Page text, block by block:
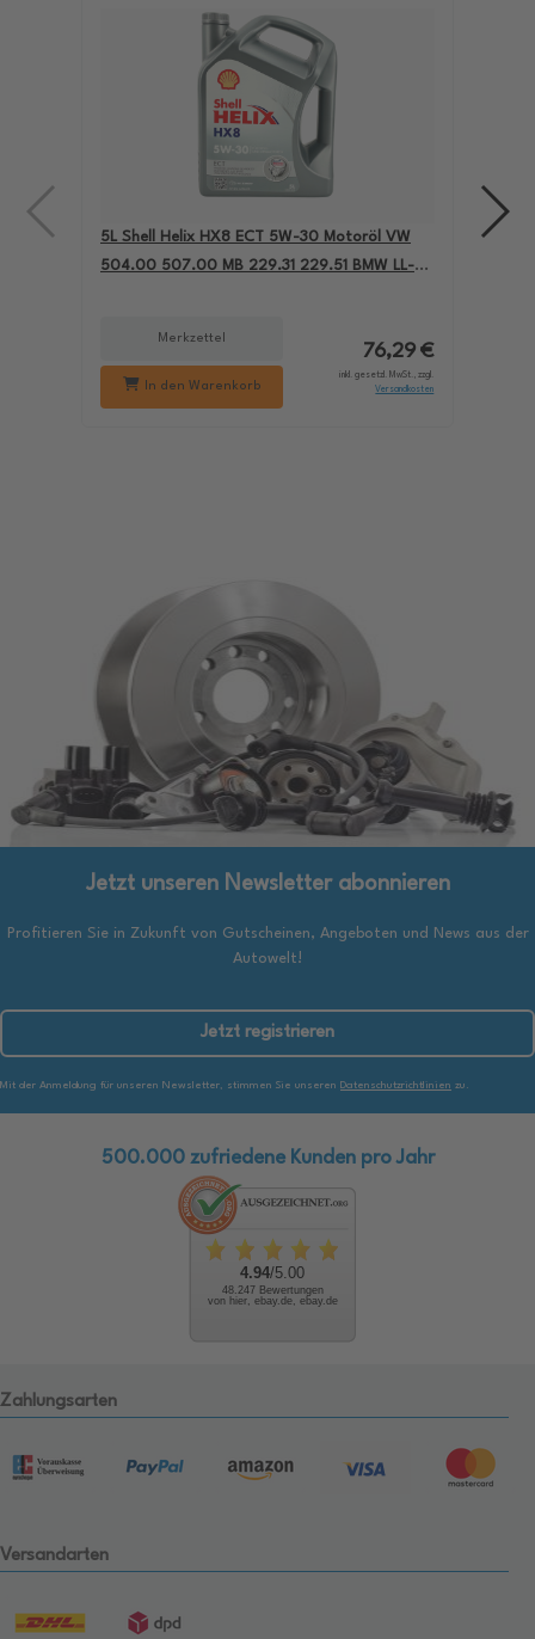
5L Shell Helix HX8 ECT 5W-30 Motoröl VW
504.00 507.00 MB 229.31 229.51 BMW LL-04
Merkzettel
In den Warenkorb
76,29 €
inkl. gesetzl. MwSt., zzgl.
Versandkosten
Jetzt unseren Newsletter abonnieren
Profitieren Sie in Zukunft von Gutscheinen, Angeboten und News aus der
Autowelt!
Jetzt registrieren
Mit der Anmeldung für unseren Newsletter, stimmen Sie unseren Datenschutzrichtlinien zu.
500.000 zufriedene Kunden pro Jahr
4.94/5.00
48.247 Bewertungen
von hier, ebay.de, ebay.de
Zahlungsarten
Versandarten